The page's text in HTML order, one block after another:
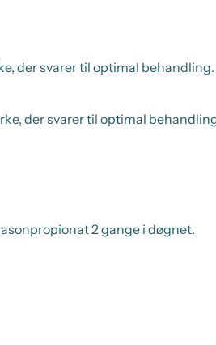
der svarer til optimal behandling.
der svarer til optimal
2 gange i døgnet.